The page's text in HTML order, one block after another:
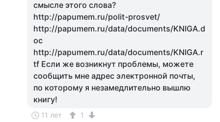
смысле этого слова?
http://papumem.ru/polit-prosvet/
http://papumem.ru/data/documents/KNIGA.d
oc
http://papumem.ru/data/documents/KNIGA.r
tf Если же возникнут проблемы, можете
сообщить мне адрес электронной почты,
по которому я незамедлительно вышлю
книгу!
11 лет 1